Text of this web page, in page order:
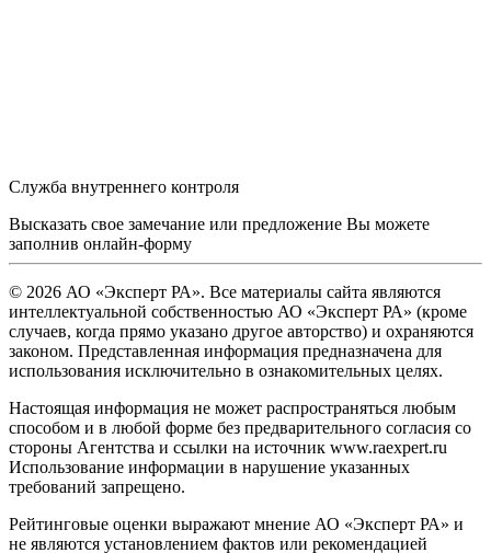
Служба внутреннего контроля
Высказать свое замечание или предложение Вы можете
заполнив онлайн-форму
© 2026 АО «Эксперт РА». Все материалы сайта являются
интеллектуальной собственностью АО «Эксперт РА» (кроме
случаев, когда прямо указано другое авторство) и охраняются
законом. Представленная информация предназначена для
использования исключительно в ознакомительных целях.
Настоящая информация не может распространяться любым
способом и в любой форме без предварительного согласия со
стороны Агентства и ссылки на источник www.raexpert.ru
Использование информации в нарушение указанных
требований запрещено.
Рейтинговые оценки выражают мнение АО «Эксперт РА» и
не являются установлением фактов или рекомендацией